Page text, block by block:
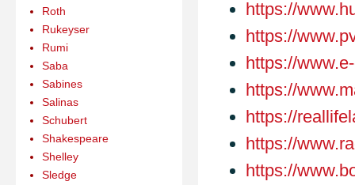
https://
https://
https://
https://
https://
https://
https://
Roth
Rukeyser
Rumi
Saba
Sabines
Salinas
Schubert
Shakespeare
Shelley
Sledge